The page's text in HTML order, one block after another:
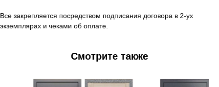
Все закрепляется посредством подписания договора в 2-ух
экземплярах и чеками об оплате.
Смотрите также